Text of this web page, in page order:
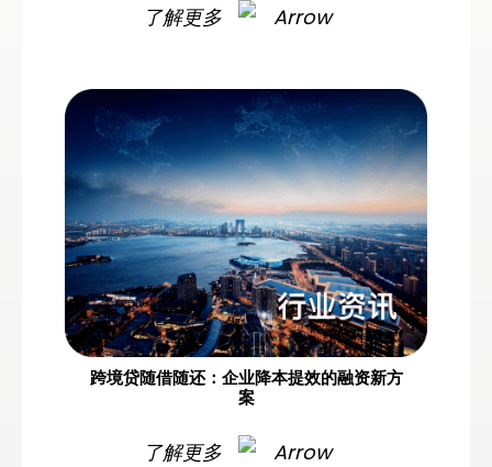
了解更多
跨境贷随借随还：企业降本提效的融资新方
案
了解更多